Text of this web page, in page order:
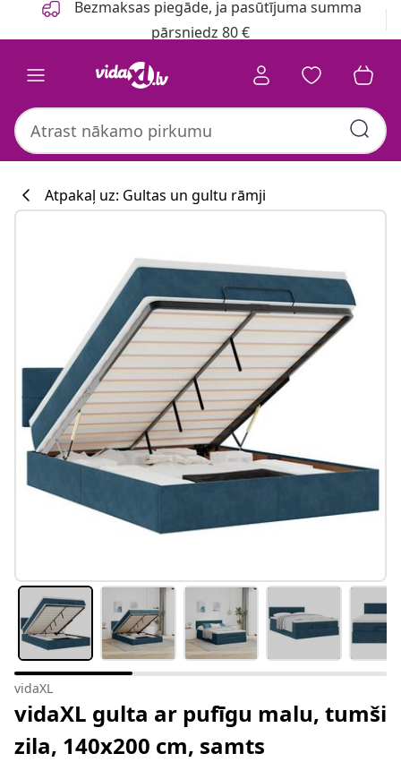
Bezmaksas piegāde, ja pasūtījuma summa
pārsniedz 80 €
Atpakaļ uz: Gultas un gultu rāmji
vidaXL
vidaXL gulta ar pufīgu malu, tumši
zila, 140x200 cm, samts